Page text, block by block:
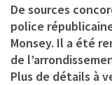
De sources
police
Monsey. Il a été
de
Plus de détails à